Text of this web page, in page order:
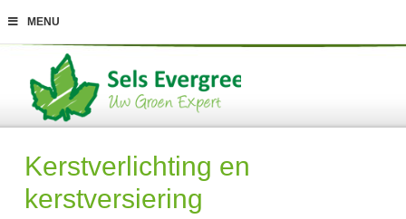
MENU
Kerstverlichting en
kerstversiering